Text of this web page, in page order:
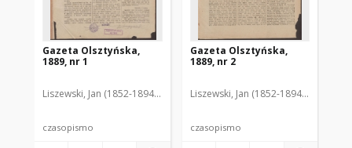
Gazeta Olsztyńska,
1889, nr 1
Liszewski, Jan (1852-1894). Red.
czasopismo
Gazeta Olsztyńska,
1889, nr 2
Liszewski, Jan (1852-1894). Red.
czasopismo